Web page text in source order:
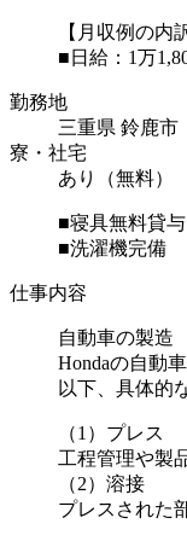
【月収例の内
■日給：1万
勤務地
三重県 鈴鹿市
寮・社宅
あり（無料）
■寝具無料貸与
■洗濯機完備
仕事内容
自動車の製造
Hondaの自動
以下、具体的
（1）プレス
工程管理や製
（2）溶接
プレスされた